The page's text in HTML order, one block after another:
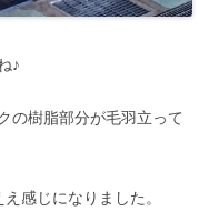
♪
の樹脂部分が毛羽立って
感じになりました。